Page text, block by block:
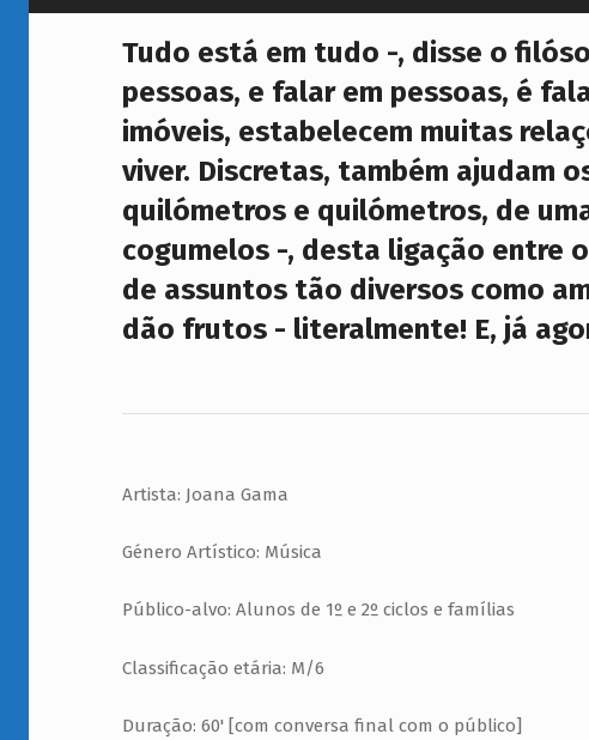
Tudo está em tudo -, disse o
pessoas, e falar em pessoas, é
imóveis, estabelecem muitas
viver. Discretas, também ajudam
quilómetros e quilómetros, de
cogumelos -, desta ligação entre
de assuntos tão diversos como
dão frutos - literalmente! E, já
Artista: Joana Gama
Género Artístico: Música
Público-alvo: Alunos de 1º e 2º ciclos e famílias
Classificação etária: M/6
Duração: 60' [com conversa final com o público]